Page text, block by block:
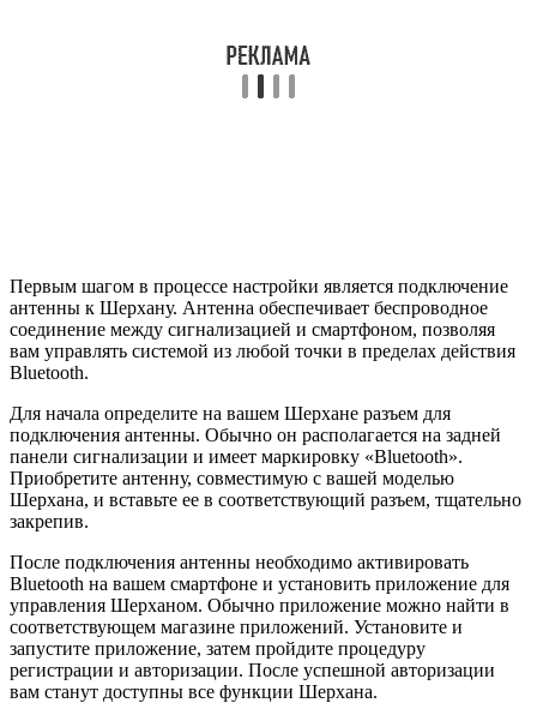
Первым шагом в процессе настройки является подключение
антенны к Шерхану. Антенна обеспечивает беспроводное
соединение между сигнализацией и смартфоном, позволяя
вам управлять системой из любой точки в пределах действия
Bluetooth.
Для начала определите на вашем Шерхане разъем для
подключения антенны. Обычно он располагается на задней
панели сигнализации и имеет маркировку «Bluetooth».
Приобретите антенну, совместимую с вашей моделью
Шерхана, и вставьте ее в соответствующий разъем, тщательно
закрепив.
После подключения антенны необходимо активировать
Bluetooth на вашем смартфоне и установить приложение для
управления Шерханом. Обычно приложение можно найти в
соответствующем магазине приложений. Установите и
запустите приложение, затем пройдите процедуру
регистрации и авторизации. После успешной авторизации
вам станут доступны все функции Шерхана.